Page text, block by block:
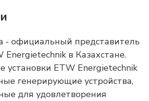
- официальный представитель
в Казахстане.
установки ETW Energietechnik
генерирующие устройства,
для удовлетворения